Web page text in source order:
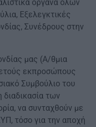
όργανα όλων
Εξελεγκτικές
Συνέδρους στην
μας (Α/θμια
εκπροσώπους
Συμβούλιο του
των
να συνταχθούν με
τόσο για την αποχή